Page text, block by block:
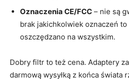
Oznaczenia CE/FCC – nie są
brak jakichkolwiek oznaczeń to
oszczędzano na wszystkim.
Dobry filtr to też cena. Adaptery
darmową wysyłką z końca świata